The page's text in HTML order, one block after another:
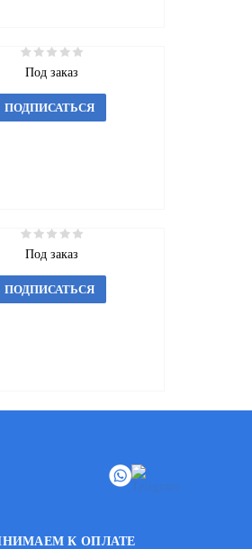
Под заказ
ПОДПИСАТЬСЯ
Под заказ
ПОДПИСАТЬСЯ
К ОПЛАТЕ